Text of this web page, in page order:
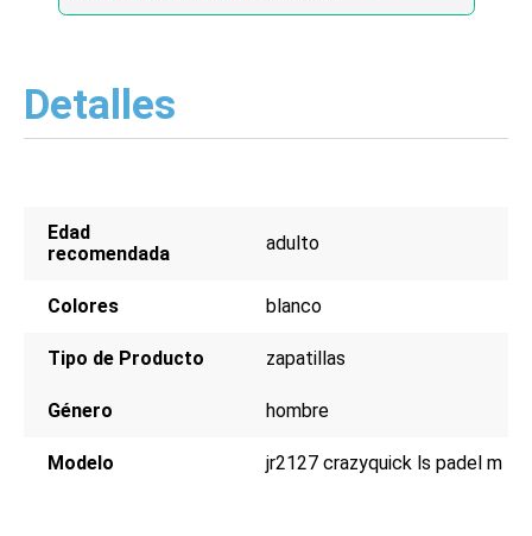
Detalles
Edad
recomendada
adulto
Colores blanco
Tipo de Producto zapatillas
Género hombre
Modelo jr2127 crazyquick ls padel m